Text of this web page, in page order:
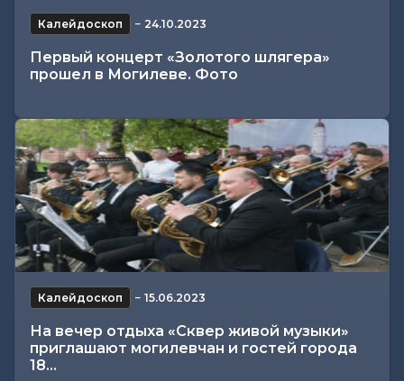
Калейдоскоп − 24.10.2023
Первый концерт «Золотого шлягера»
прошел в Могилеве. Фото
Калейдоскоп − 15.06.2023
На вечер отдыха «Сквер живой музыки»
приглашают могилевчан и гостей города
18...